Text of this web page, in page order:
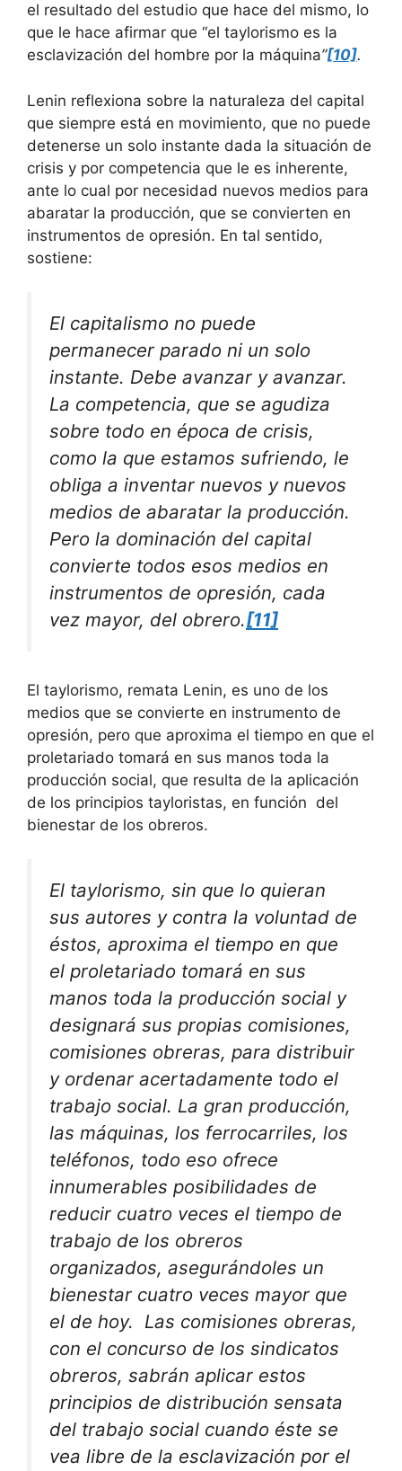
el resultado del estudio que hace del mismo, lo
que le hace afirmar que “el taylorismo es la
esclavización del hombre por la máquina”[10].
Lenin reflexiona sobre la naturaleza del capital
que siempre está en movimiento, que no puede
detenerse un solo instante dada la situación de
crisis y por competencia que le es inherente,
ante lo cual por necesidad nuevos medios para
abaratar la producción, que se convierten en
instrumentos de opresión. En tal sentido,
sostiene:
El capitalismo no puede
permanecer parado ni un solo
instante. Debe avanzar y avanzar.
La competencia, que se agudiza
sobre todo en época de crisis,
como la que estamos sufriendo, le
obliga a inventar nuevos y nuevos
medios de abaratar la producción.
Pero la dominación del capital
convierte todos esos medios en
instrumentos de opresión, cada
vez mayor, del obrero.[11]
El taylorismo, remata Lenin, es uno de los
medios que se convierte en instrumento de
opresión, pero que aproxima el tiempo en que el
proletariado tomará en sus manos toda la
producción social, que resulta de la aplicación
de los principios tayloristas, en función del
bienestar de los obreros.
El taylorismo, sin que lo quieran
sus autores y contra la voluntad de
éstos, aproxima el tiempo en que
el proletariado tomará en sus
manos toda la producción social y
designará sus propias comisiones,
comisiones obreras, para distribuir
y ordenar acertadamente todo el
trabajo social. La gran producción,
las máquinas, los ferrocarriles, los
teléfonos, todo eso ofrece
innumerables posibilidades de
reducir cuatro veces el tiempo de
trabajo de los obreros
organizados, asegurándoles un
bienestar cuatro veces mayor que
el de hoy. Las comisiones obreras,
con el concurso de los sindicatos
obreros, sabrán aplicar estos
principios de distribución sensata
del trabajo social cuando éste se
vea libre de la esclavización por el